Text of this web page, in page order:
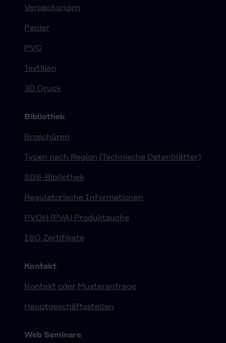
Verpackungen
Papier
PVC
Textilien
3D Druck
Bibliothek
Broschüren
Typen nach Region (Technische Datenblätter)
SDS-Bibliothek
Regulatorische Informationen
PVOH (PVA) Produktsuche
ISO Zertifikate
Kontakt
Kontakt oder Musteranfrage
Hauptgeschäftsstellen
Web Seminare